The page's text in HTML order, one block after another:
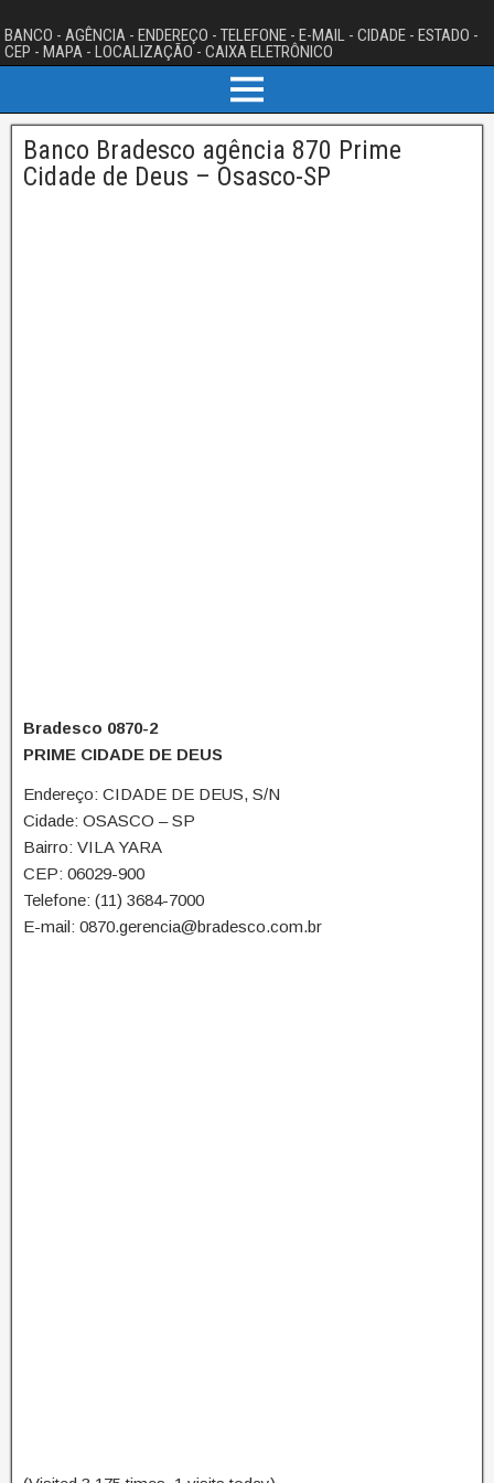
BANCO - AGÊNCIA - ENDEREÇO - TELEFONE - E-MAIL - CIDADE - ESTADO -
CEP - MAPA - LOCALIZAÇÃO - CAIXA ELETRÔNICO
Banco Bradesco agência 870 Prime
Cidade de Deus – Osasco-SP
Bradesco 0870-2
PRIME CIDADE DE DEUS
Endereço: CIDADE DE DEUS, S/N
Cidade: OSASCO – SP
Bairro: VILA YARA
CEP: 06029-900
Telefone: (11) 3684-7000
E-mail: 0870.gerencia@bradesco.com.br